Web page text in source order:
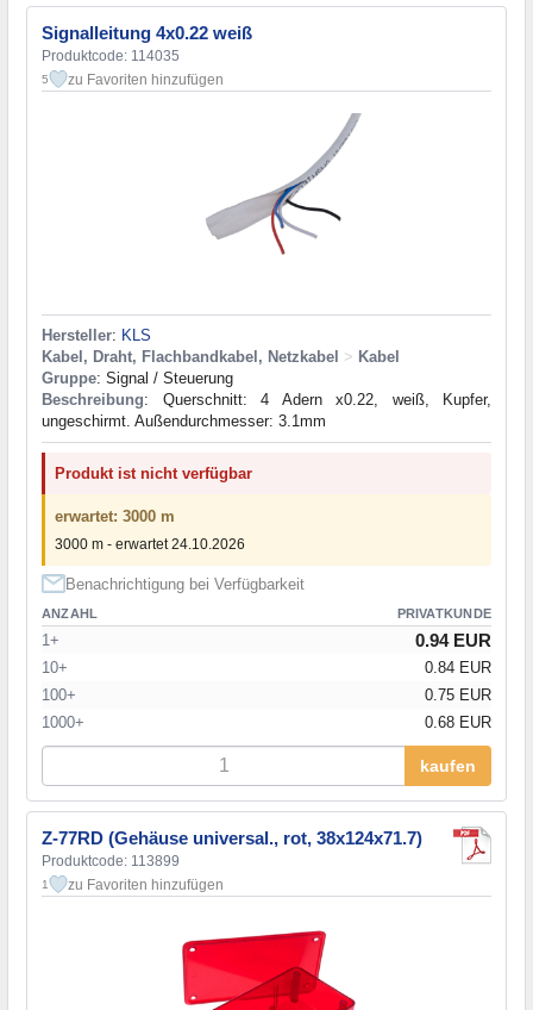
Signalleitung 4x0.22 weiß
Produktcode: 114035
5 zu Favoriten hinzufügen
Hersteller: KLS
Kabel, Draht, Flachbandkabel, Netzkabel > Kabel
Gruppe: Signal / Steuerung
Beschreibung: Querschnitt: 4 Adern x0.22, weiß, Kupfer,
ungeschirmt. Außendurchmesser: 3.1mm
Produkt ist nicht verfügbar
erwartet: 3000 m
3000 m - erwartet 24.10.2026
Benachrichtigung bei Verfügbarkeit
ANZAHL PRIVATKUNDE
1+ 0.94 EUR
10+
0.84 EUR
100+
0.75 EUR
1000+
0.68 EUR
kaufen
Z-77RD (Gehäuse universal., rot, 38x124x71.7)
Produktcode: 113899
1 zu Favoriten hinzufügen